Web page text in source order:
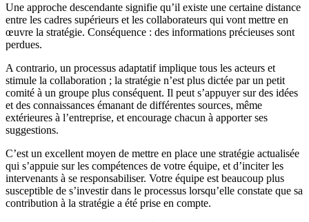
Une approche descendante signifie qu’il existe une certaine distance
entre les cadres supérieurs et les collaborateurs qui vont mettre en
œuvre la stratégie. Conséquence : des informations précieuses sont
perdues.
A contrario, un processus adaptatif implique tous les acteurs et
stimule la collaboration ; la stratégie n’est plus dictée par un petit
comité à un groupe plus conséquent. Il peut s’appuyer sur des idées
et des connaissances émanant de différentes sources, même
extérieures à l’entreprise, et encourage chacun à apporter ses
suggestions.
C’est un excellent moyen de mettre en place une stratégie actualisée
qui s’appuie sur les compétences de votre équipe, et d’inciter les
intervenants à se responsabiliser. Votre équipe est beaucoup plus
susceptible de s’investir dans le processus lorsqu’elle constate que sa
contribution à la stratégie a été prise en compte.